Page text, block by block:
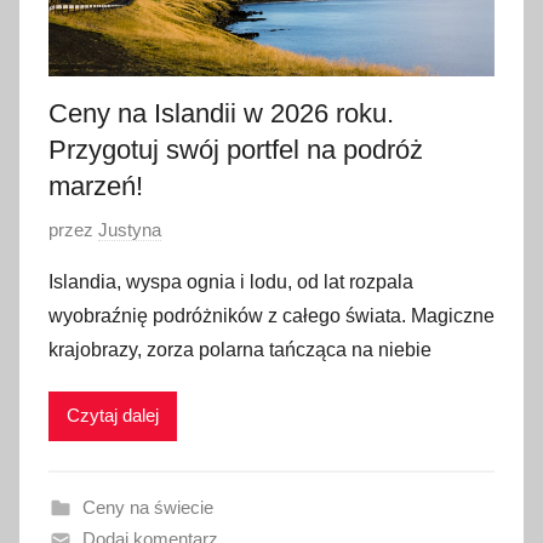
Ceny na Islandii w 2026 roku.
Przygotuj swój portfel na podróż
marzeń!
O
u
b
l
i
a
przez Justyna
Islandia, wyspa ognia i lodu, od lat rozpala
wyobraźnię podróżników z całego świata. Magiczne
krajobrazy, zorza polarna tańcząca na niebie
Czytaj dalej
Ceny na świecie
Dodaj komentarz